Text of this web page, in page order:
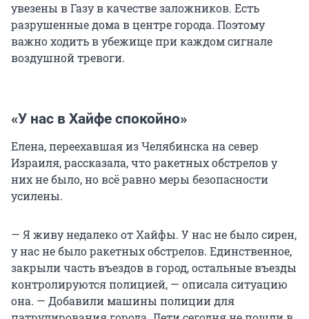
увезены в Газу в качестве заложников. Есть
разрушенные дома в центре города. Поэтому
важно ходить в убежище при каждом сигнале
воздушной тревоги.
«У нас в Хайфе спокойно»
Елена, переехавшая из Челябинска на север
Израиля, рассказала, что ракетных обстрелов у
них не было, но всё равно меры безопасности
усилены.
— Я живу недалеко от Хайфы. У нас не было сирен,
у нас не было ракетных обстрелов. Единственное,
закрыли часть въездов в город, остальные въезды
контролируются полицией, — описала ситуацию
она. — Добавили машины полиции для